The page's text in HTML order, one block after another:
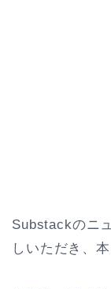
Substackのニ
しいただき、